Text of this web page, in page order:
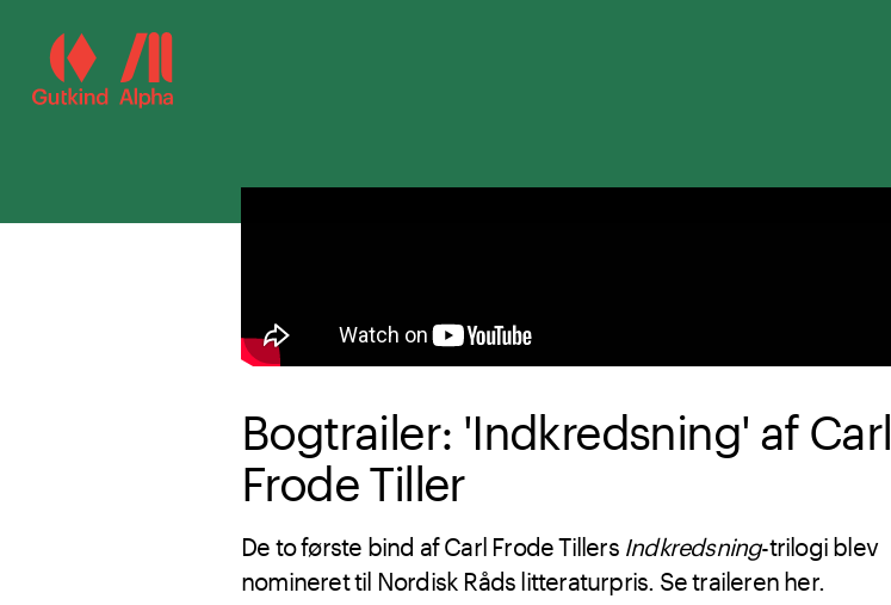
Bogtrailer: 'Indkredsning' af Carl
Frode Tiller
De to første bind af Carl Frode TillersIndkredsning-trilogi blev
nomineret til Nordisk Råds litteraturpris. Se traileren her.